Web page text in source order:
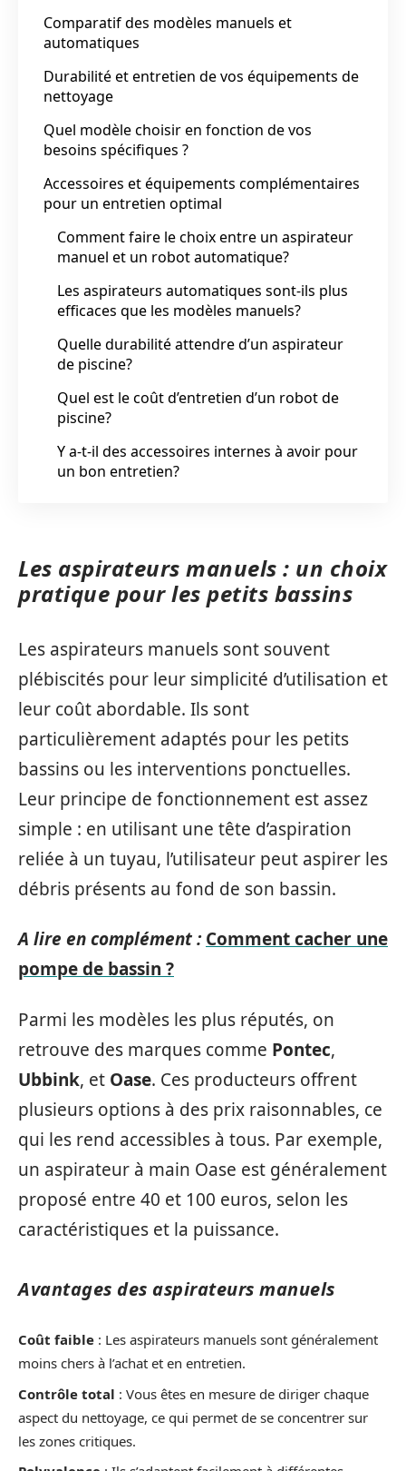
Comparatif des modèles manuels et
automatiques
Durabilité et entretien de vos équipements de
nettoyage
Quel modèle choisir en fonction de vos
besoins spécifiques ?
Accessoires et équipements complémentaires
pour un entretien optimal
Comment faire le choix entre un aspirateur
manuel et un robot automatique?
Les aspirateurs automatiques sont-ils plus
efficaces que les modèles manuels?
Quelle durabilité attendre d’un aspirateur
de piscine?
Quel est le coût d’entretien d’un robot de
piscine?
Y a-t-il des accessoires internes à avoir pour
un bon entretien?
Les aspirateurs manuels : un choix
pratique pour les petits bassins
Les aspirateurs manuels sont souvent
plébiscités pour leur simplicité d’utilisation et
leur coût abordable. Ils sont
particulièrement adaptés pour les petits
bassins ou les interventions ponctuelles.
Leur principe de fonctionnement est assez
simple : en utilisant une tête d’aspiration
reliée à un tuyau, l’utilisateur peut aspirer les
débris présents au fond de son bassin.
A lire en complément : Comment cacher une
pompe de bassin ?
Parmi les modèles les plus réputés, on
retrouve des marques comme Pontec,
Ubbink, et Oase. Ces producteurs offrent
plusieurs options à des prix raisonnables, ce
qui les rend accessibles à tous. Par exemple,
un aspirateur à main Oase est généralement
proposé entre 40 et 100 euros, selon les
caractéristiques et la puissance.
Avantages des aspirateurs manuels
Coût faible : Les aspirateurs manuels sont généralement
moins chers à l’achat et en entretien.
Contrôle total : Vous êtes en mesure de diriger chaque
aspect du nettoyage, ce qui permet de se concentrer sur
les zones critiques.